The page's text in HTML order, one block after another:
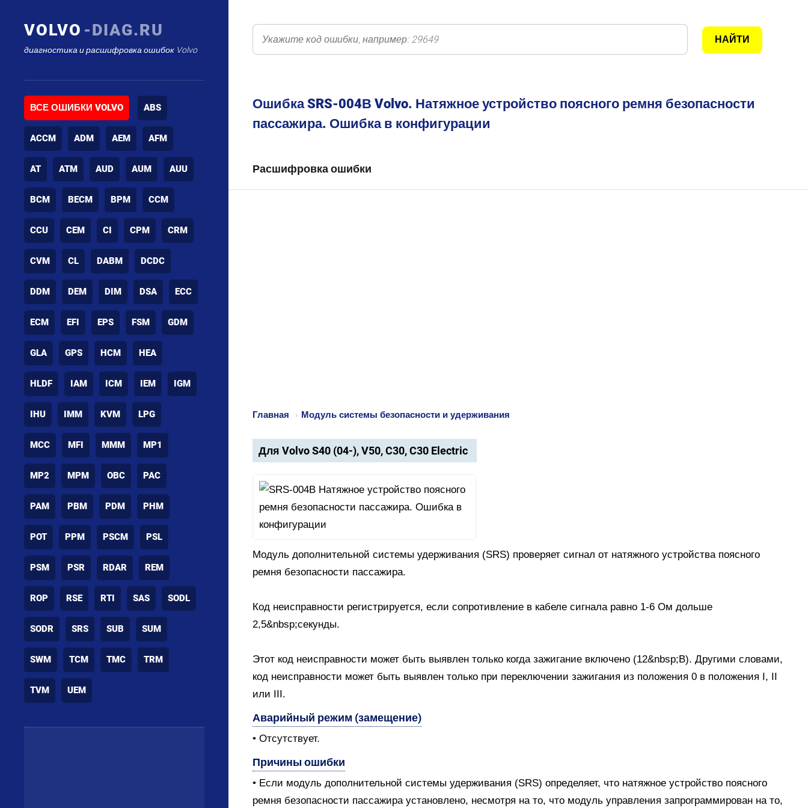
VOLVO -DIAG.RU
диагностика и расшифровка ошибок Volvo
ВСЕ ОШИБКИ VOLVO ABS
ACCM ADM AEM AFM
AT ATM AUD AUM AUU
BCM BECM BPM CCM
CCU CEM CI CPM CRM
CVM CL DABM DCDC
DDM DEM DIM DSA ECC
ECM EFI EPS FSM GDM
GLA GPS HCM HEA
HLDF IAM ICM IEM IGM
IHU IMM KVM LPG
MCC MFI MMM MP1
MP2 MPM OBC PAC
PAM PBM PDM PHM
POT PPM PSCM PSL
PSM PSR RDAR REM
ROP RSE RTI SAS SODL
SODR SRS SUB SUM
SWM TCM TMC TRM
TVM UEM
Ошибка SRS-004В Volvo. Натяжное устройство поясного ремня безопасности
пассажира. Ошибка в конфигурации
Расшифровка ошибки
Главная › Модуль системы безопасности и удерживания
Для Volvo S40 (04-), V50, C30, C30 Electric
Модуль дополнительной системы удерживания (SRS) проверяет сигнал от натяжного устройства поясного
ремня безопасности пассажира.
Код неисправности регистрируется, если сопротивление в кабеле сигнала равно 1-6 Ом дольше
2,5&nbsp;секунды.
Этот код неисправности может быть выявлен только когда зажигание включено (12&nbsp;В). Другими словами,
код неисправности может быть выявлен только при переключении зажигания из положения 0 в положения I, II
или III.
Аварийный режим (замещение)
• Отсутствует.
Причины ошибки
• Если модуль дополнительной системы удерживания (SRS) определяет, что натяжное устройство поясного
ремня безопасности пассажира установлено, несмотря на то, что модуль управления запрограммирован на то,